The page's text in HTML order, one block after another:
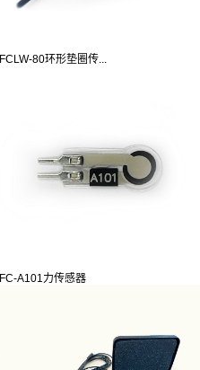
FCLW-80环形垫圈传...
FC-A101力传感器